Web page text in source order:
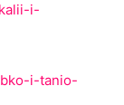
i-
i-tanio-